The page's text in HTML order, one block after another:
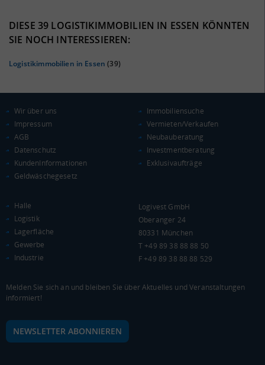
KAUFKRAFT
Euro pro Kopf
(Landkreis / Kreisfreie Stadt)
KAUFKRAFT - EURO PRO KOPF
0 € 20.000 € 40.000 €
Bundesland
DIESE 39 LOGISTIKIMMOBILIEN IN ESSEN KÖNNTEN
SIE NOCH INTERESSIEREN:
Logistikimmobilien in Essen (39)
Wir über uns
Impressum
AGB
Datenschutz
KundenInformationen
Geldwäschegesetz
Immobiliensuche
Vermieten/Verkaufen
Neubauberatung
Investmentberatung
Exklusivaufträge
Halle
Logistik
Lagerfläche
Gewerbe
Industrie
Logivest GmbH
Oberanger 24
80331 München
T +49 89 38 88 88 50
F +49 89 38 88 88 529
Melden Sie sich an und bleiben Sie über Aktuelles und Veranstaltungen
informiert!
NEWSLETTER ABONNIEREN